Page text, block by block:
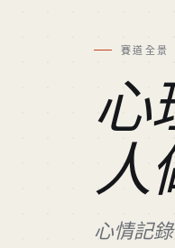
賽道全
心
人
心情記